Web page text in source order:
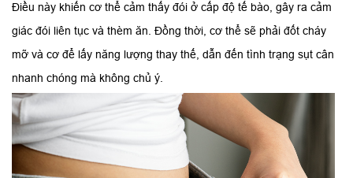
Điều này khiến cơ thể cảm thấy đói ở cấp độ tế bào, gây ra cảm
giác đói liên tục và thèm ăn. Đồng thời, cơ thể sẽ phải đốt cháy
mỡ và cơ để lấy năng lượng thay thế, dẫn đến tình trạng sụt cân
nhanh chóng mà không chủ ý.